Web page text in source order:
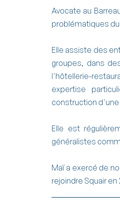
Avocate au
problématiques
Elle assiste des
groupes, dans
l'hôtellerie-
expertise
construction
Elle est
généralistes
Maï a exercé de
rejoindre Squair en